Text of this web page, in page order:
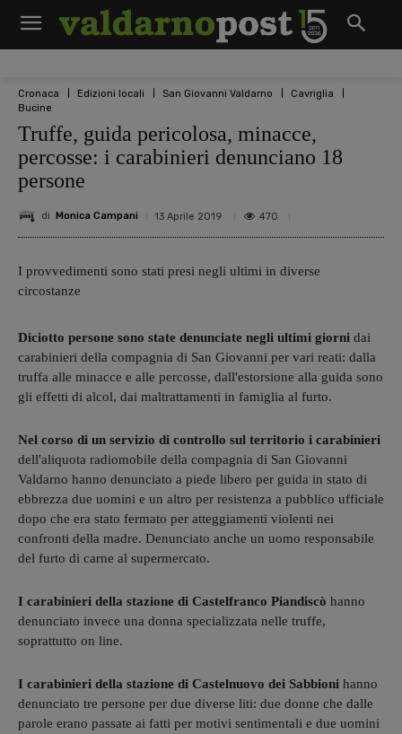
Cronaca Edizioni locali San Giovanni Valdarno
Cavriglia
Bucine
Truffe, guida pericolosa, minacce,
percosse: i carabinieri denunciano 18
persone
di Monica Campani 13 Aprile 2019 470
I provvedimenti sono stati presi negli ultimi in diverse
circostanze
Diciotto persone sono state denunciate negli ultimi giorni dai
carabinieri della compagnia di San Giovanni per vari reati: dalla
truffa alle minacce e alle percosse, dall'estorsione alla guida sono
gli effetti di alcol, dai maltrattamenti in famiglia al furto.
Nel corso di un servizio di controllo sul territorio i carabinieri
dell'aliquota radiomobile della compagnia di San Giovanni
Valdarno hanno denunciato a piede libero per guida in stato di
ebbrezza due uomini e un altro per resistenza a pubblico ufficiale
dopo che era stato fermato per atteggiamenti violenti nei
confronti della madre. Denunciato anche un uomo responsabile
del furto di carne al supermercato.
I carabinieri della stazione di Castelfranco Piandiscò hanno
denunciato invece una donna specializzata nelle truffe,
soprattutto on line.
I carabinieri della stazione di Castelnuovo dei Sabbioni hanno
denunciato tre persone per due diverse liti: due donne che dalle
parole erano passate ai fatti per motivi sentimentali e due uomini